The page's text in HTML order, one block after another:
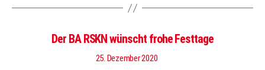
Der BA RSKN wünscht frohe Festtage
25. Dezember 2020